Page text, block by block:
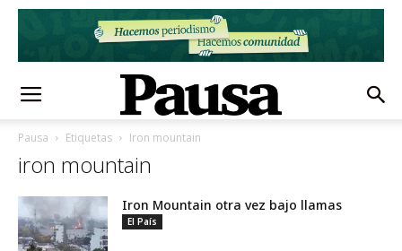
Pausa Etiquetas Iron mountain
iron mountain
Iron Mountain otra vez bajo llamas
El País